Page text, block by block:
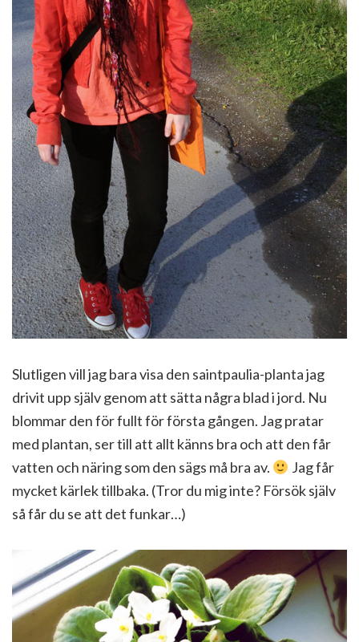
Slutligen vill jag bara visa den saintpaulia-planta jag
drivit upp själv genom att sätta några blad i jord. Nu
blommar den för fullt för första gången. Jag pratar
med plantan, ser till att allt känns bra och att den får
vatten och näring som den sägs må bra av.
Jag får
mycket kärlek tillbaka. (Tror du mig inte? Försök själv
så får du se att det funkar…)